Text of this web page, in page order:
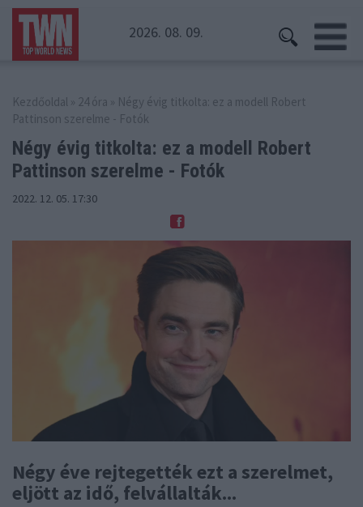
2026. 08. 09.
Kezdőoldal » 24 óra » Négy évig titkolta: ez a modell Robert
Pattinson szerelme - Fotók
Négy évig titkolta: ez a modell Robert
Pattinson szerelme - Fotók
2022. 12. 05. 17:30
Négy éve rejtegették ezt a szerelmet,
eljött az idő, felvállalták...